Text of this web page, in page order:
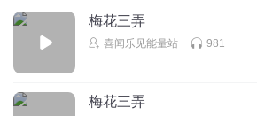
梅花三弄
喜闻乐见能量站 981
梅花三弄